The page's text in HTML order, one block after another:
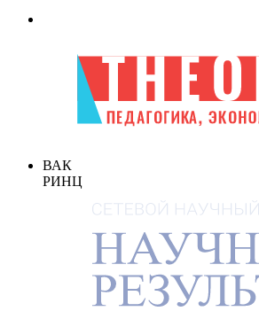
ВАК
РИНЦ